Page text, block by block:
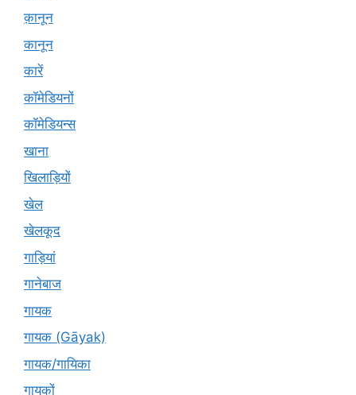
क़ानून
कानून
कारें
कॉमेडियनों
कॉमेडियन्स
खाना
खिलाड़ियों
खेल
खेलकूद
गाड़ियां
गानेबाज
गायक
गायक (Gāyak)
गायक/गायिका
गायकों